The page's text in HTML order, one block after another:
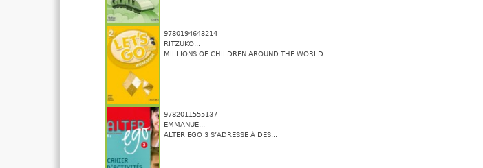
9780194643214
RITZUKO...
MILLIONS OF CHILDREN AROUND THE WORLD...
9782011555137
EMMANUE...
ALTER EGO 3 S’ADRESSE À DES...